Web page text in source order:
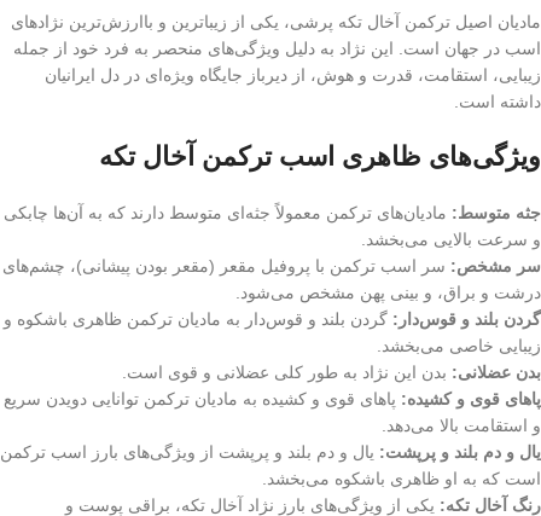
مادیان اصیل ترکمن آخال تکه پرشی، یکی از زیباترین و باارزش‌ترین نژادهای
اسب در جهان است. این نژاد به دلیل ویژگی‌های منحصر به فرد خود از جمله
زیبایی، استقامت، قدرت و هوش، از دیرباز جایگاه ویژه‌ای در دل ایرانیان
داشته است.
ویژگی‌های ظاهری اسب ترکمن آخال تکه
جثه متوسط: مادیان‌های ترکمن معمولاً جثه‌ای متوسط دارند که به آن‌ها چابکی
و سرعت بالایی می‌بخشد.
سر مشخص: سر اسب ترکمن با پروفیل مقعر (مقعر بودن پیشانی)، چشم‌های
درشت و براق، و بینی پهن مشخص می‌شود.
گردن بلند و قوس‌دار: گردن بلند و قوس‌دار به مادیان ترکمن ظاهری باشکوه و
زیبایی خاصی می‌بخشد.
بدن عضلانی: بدن این نژاد به طور کلی عضلانی و قوی است.
پاهای قوی و کشیده: پاهای قوی و کشیده به مادیان ترکمن توانایی دویدن سریع
و استقامت بالا می‌دهد.
یال و دم بلند و پرپشت: یال و دم بلند و پرپشت از ویژگی‌های بارز اسب ترکمن
است که به او ظاهری باشکوه می‌بخشد.
رنگ آخال تکه: یکی از ویژگی‌های بارز نژاد آخال تکه، براقی پوست و